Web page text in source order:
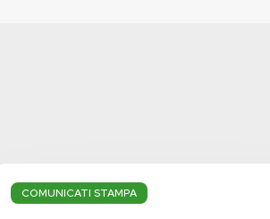
COMUNICATI STAMPA
troppi